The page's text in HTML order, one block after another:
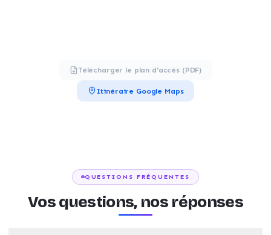
Télécharger le plan d'accès (PDF)
Itinéraire Google Maps
QUESTIONS FRÉQUENTES
Vos questions, nos réponses